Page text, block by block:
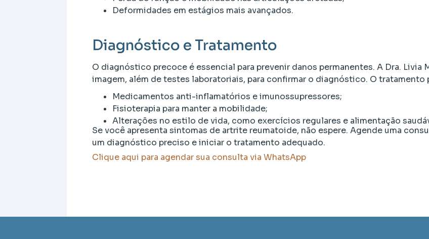
Deformidades em estágios mais avançados.
Diagnóstico e Tratamento
O diagnóstico precoce é essencial para prevenir danos permanentes. A Dra. Livia
imagem, além de testes laboratoriais, para confirmar o diagnóstico. O tratamento
Medicamentos anti-inflamatórios e imunossupressores;
Fisioterapia para manter a mobilidade;
Alterações no estilo de vida, como exercícios regulares e alimentação
Se você apresenta sintomas de artrite reumatoide, não espere. Agende uma
um diagnóstico preciso e iniciar o tratamento adequado.
Clique aqui para agendar sua consulta via WhatsApp